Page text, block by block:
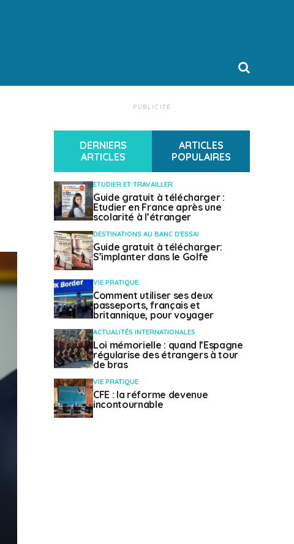
PUBLICITÉ
DERNIERS
ARTICLES
ARTICLES
POPULAIRES
ETUDIER ET TRAVAILLER
Guide gratuit à télécharger :
Etudier en France après une
scolarité à l’étranger
DESTINATIONS AU BANC D'ESSAI
Guide gratuit à télécharger:
S’implanter dans le Golfe
VIE PRATIQUE
Comment utiliser ses deux
passeports, français et
britannique, pour voyager
ACTUALITÉS INTERNATIONALES
Loi mémorielle : quand l’Espagne
régularise des étrangers à tour
de bras
VIE PRATIQUE
CFE : la réforme devenue
incontournable